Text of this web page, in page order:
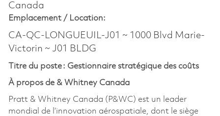
Canada
Emplacement / Location:
CA-QC-LONGUEUIL-J01 ~ 1000 Blvd Marie-
Victorin ~ J01 BLDG
Titre du poste : Gestionnaire stratégique des coûts
À propos de & Whitney Canada
Pratt & Whitney Canada (P&WC) est un leader
mondial de l’innovation aérospatiale, dont le siège